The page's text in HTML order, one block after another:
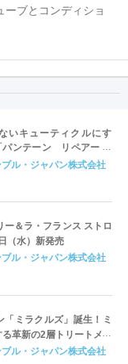
ブとコンディショ
いキューティクルにす
パンテーン リペアー ゴ
特長を大解剖！
ル・ジャパン株式会社
＆ラ・フランス ストロ
（水）新発売
ル・ジャパン株式会社
ミラクルズ」誕生！ミ
革新の2層トリートメン
発売＞
ル・ジャパン株式会社